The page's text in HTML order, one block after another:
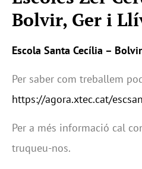
Bolvir, Ger i
Escola Santa Cecília – Bolvir
Per saber com treballem
https://agora.xtec.cat/
Per a més informació cal
truqueu-nos.